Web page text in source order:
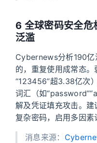
6 全球密码安全危
泛滥
Cybernews分析190亿
的，重复使用成常态
“123456”超3.38亿次
词汇（如
解及凭证填充攻击。
复杂密码，启用多因素
消息来源：